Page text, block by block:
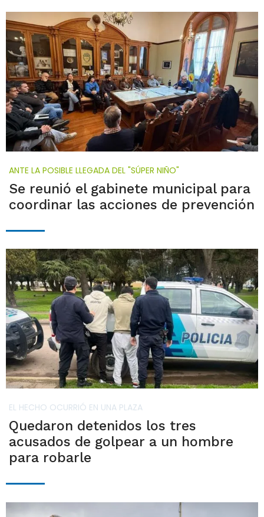
ANTE LA POSIBLE LLEGADA DEL "SÚPER NIÑO"
Se reunió el gabinete municipal para
coordinar las acciones de prevención
EL HECHO OCURRIÓ EN UNA PLAZA
Quedaron detenidos los tres
acusados de golpear a un hombre
para robarle